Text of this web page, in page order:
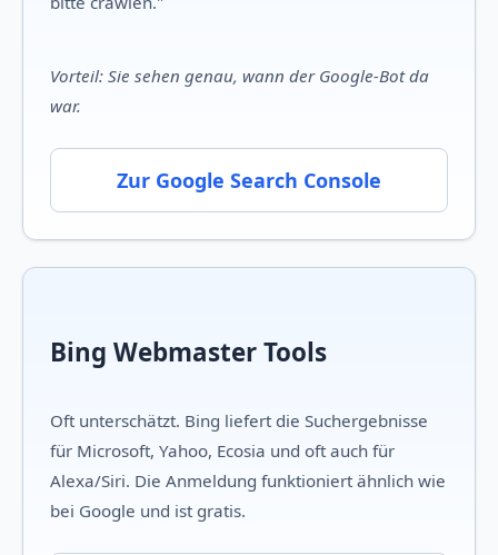
Vorteil: Sie sehen genau, wann der Google-Bot da
war.
Zur Google Search Console
Bing Webmaster Tools
Oft unterschätzt. Bing liefert die Suchergebnisse
für Microsoft, Yahoo, Ecosia und oft auch für
Alexa/Siri. Die Anmeldung funktioniert ähnlich wie
bei Google und ist gratis.